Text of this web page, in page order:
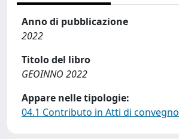
Anno di pubblicazione
2022
Titolo del libro
GEOINNO 2022
Appare nelle tipologie:
04.1 Contributo in Atti di convegno